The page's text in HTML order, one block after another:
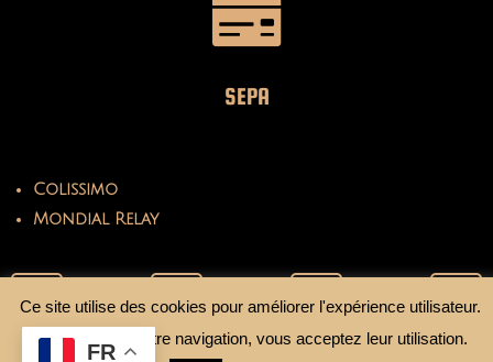
SEPA
Colissimo
Mondial Relay
Ce site utilise des cookies pour améliorer l'expérience utilisateur.
En continuant votre navigation, vous acceptez leur utilisation.
FR